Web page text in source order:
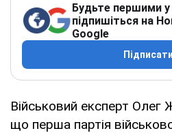
Будьте першими у
підпишіться на
Google
Військовий експерт Олег
що перша партія